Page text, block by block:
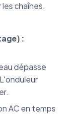
chaînes.
:
dépasse
AC en temps